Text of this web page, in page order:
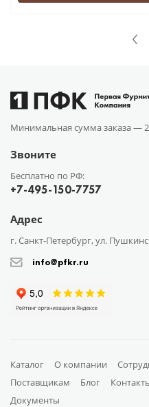
Минимальная сумма заказа —
Звоните
Бесплатно по РФ:
+7-495-150-7757
Адрес
г. Санкт-Петербург, ул.
info@pfkr.ru
Каталог О компании
Поставщикам
Блог
Документы